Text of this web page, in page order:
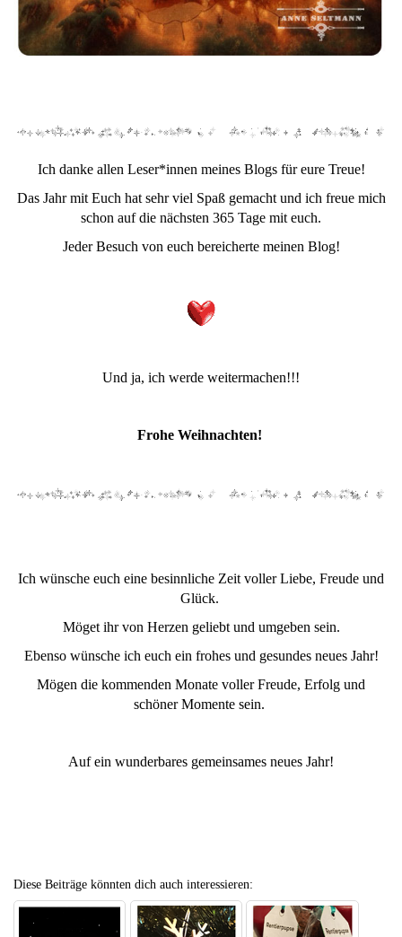
Ich danke allen Leser*innen meines Blogs für eure Treue!
Das Jahr mit Euch hat sehr viel Spaß gemacht und ich freue mich
schon auf die nächsten 365 Tage mit euch.
Jeder Besuch von euch bereicherte meinen Blog!
Und ja, ich werde weitermachen!!!
Frohe Weihnachten!
Ich wünsche euch eine besinnliche Zeit voller Liebe, Freude und
Glück.
Möget ihr von Herzen geliebt und umgeben sein.
Ebenso wünsche ich euch ein frohes und gesundes neues Jahr!
Mögen die kommenden Monate voller Freude, Erfolg und
schöner Momente sein.
Auf ein wunderbares gemeinsames neues Jahr!
Diese Beiträge könnten dich auch interessieren: